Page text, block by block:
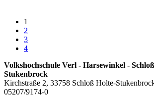
1
2
3
4
Volkshochschule Verl - Harsewinkel -
Stukenbrock
Kirchstraße 2, 33758 Schloß Holte-
05207/9174-0